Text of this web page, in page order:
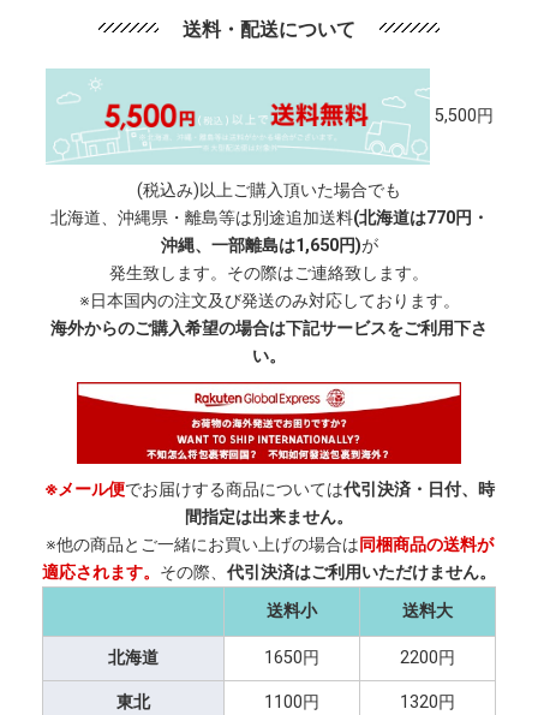
送料・配送について
5,500円
(税込み)以上ご購入頂いた場合でも
北海道、沖縄県・離島等は別途追加送料(北海道は770円・
沖縄、一部離島は1,650円)が
発生致します。その際はご連絡致します。
※日本国内の注文及び発送のみ対応しております。
海外からのご購入希望の場合は下記サービスをご利用下さ
い。
※メール便でお届けする商品については代引決済・日付、時
間指定は出来ません。
※他の商品とご一緒にお買い上げの場合は同梱商品の送料が
適応されます。 その際、 代引決済はご利用いただけません。
送料小
送料大
北海道 1650円 2200円
東北 1100円 1320円